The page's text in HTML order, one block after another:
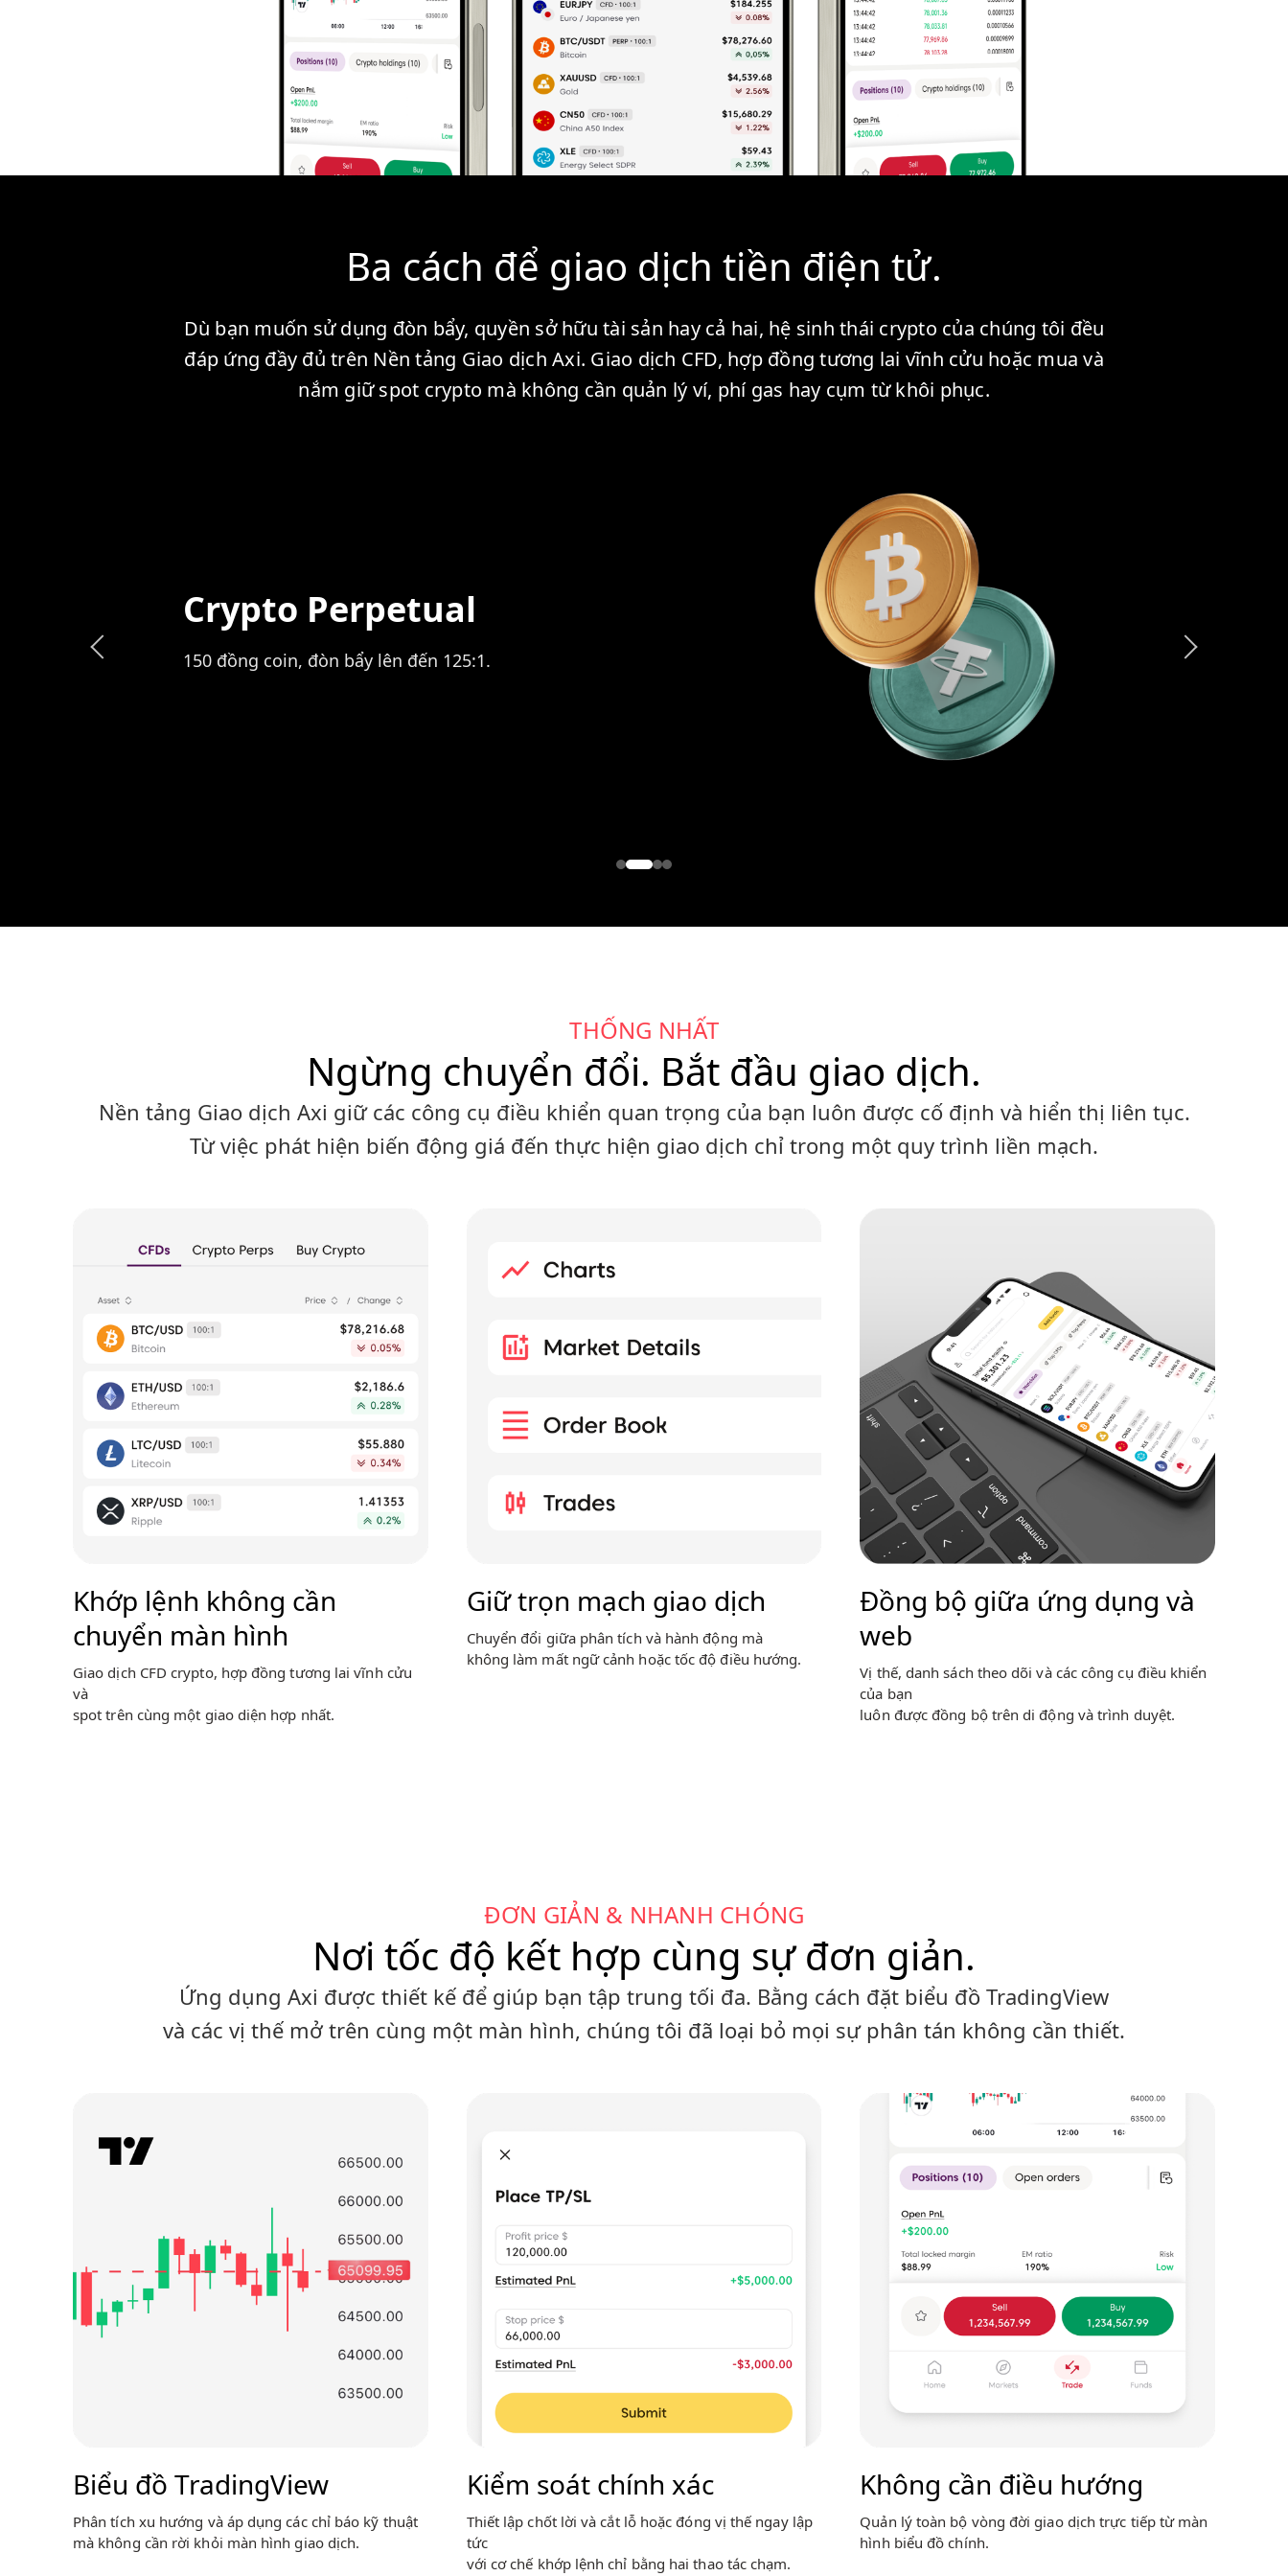
Ba cách để giao dịch tiền điện tử.
Dù bạn muốn sử dụng đòn bẩy, quyền sở hữu tài sản hay cả hai, hệ sinh thái crypto của chúng tôi đều
đáp ứng đầy đủ trên Nền tảng Giao dịch Axi. Giao dịch CFD, hợp đồng tương lai vĩnh cửu hoặc mua và
nắm giữ spot crypto mà không cần quản lý ví, phí gas hay cụm từ khôi phục.
Sở hữu crypto.
20 loại tiền mã hóa.
THỐNG NHẤT
Ngừng chuyển đổi. Bắt đầu giao dịch.
Nền tảng Giao dịch Axi giữ các công cụ điều khiển quan trọng của bạn luôn được cố định và hiển thị liên tục.
Từ việc phát hiện biến động giá đến thực hiện giao dịch chỉ trong một quy trình liền mạch.
Khớp lệnh không cần
chuyển màn hình
Giao dịch CFD crypto, hợp đồng tương lai vĩnh cửu
và
spot trên cùng một giao diện hợp nhất.
Giữ trọn mạch giao dịch
Chuyển đổi giữa phân tích và hành động mà
không làm mất ngữ cảnh hoặc tốc độ điều hướng.
Đồng bộ giữa ứng dụng và
web
Vị thế, danh sách theo dõi và các công cụ điều khiển
của bạn
luôn được đồng bộ trên di động và trình duyệt.
ĐƠN GIẢN & NHANH CHÓNG
Nơi tốc độ kết hợp cùng sự đơn giản.
Ứng dụng Axi được thiết kế để giúp bạn tập trung tối đa. Bằng cách đặt biểu đồ TradingView
và các vị thế mở trên cùng một màn hình, chúng tôi đã loại bỏ mọi sự phân tán không cần thiết.
Biểu đồ TradingView
Phân tích xu hướng và áp dụng các chỉ báo kỹ thuật
mà không cần rời khỏi màn hình giao dịch.
Kiểm soát chính xác
Thiết lập chốt lời và cắt lỗ hoặc đóng vị thế ngay lập
tức
với cơ chế khớp lệnh chỉ bằng hai thao tác chạm.
Không cần điều hướng
Quản lý toàn bộ vòng đời giao dịch trực tiếp từ màn
hình biểu đồ chính.